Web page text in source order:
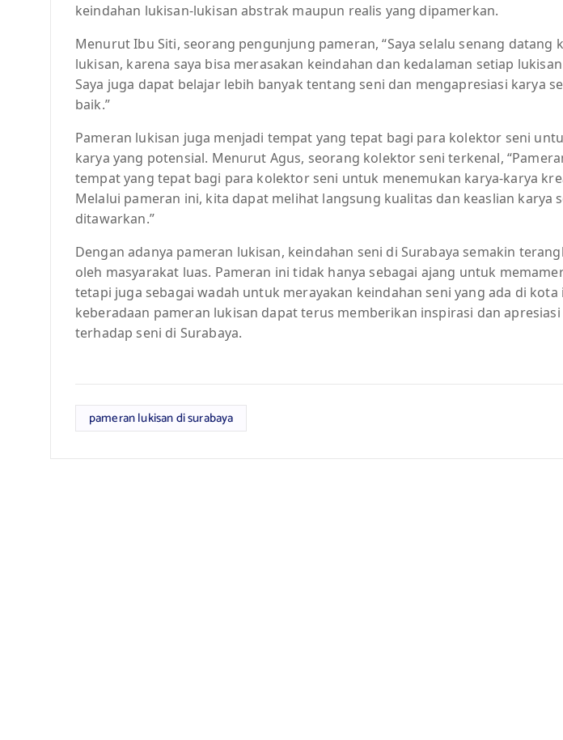
keindahan lukisan-lukisan abstrak maupun realis yang dipamerkan.
Menurut Ibu Siti, seorang pengunjung pameran, “Saya selalu senang datang
lukisan, karena saya bisa merasakan keindahan dan kedalaman setiap
Saya juga dapat belajar lebih banyak tentang seni dan mengapresiasi karya
baik.”
Pameran lukisan juga menjadi tempat yang tepat bagi para kolektor seni
karya yang potensial. Menurut Agus, seorang kolektor seni terkenal,
tempat yang tepat bagi para kolektor seni untuk menemukan karya-karya
Melalui pameran ini, kita dapat melihat langsung kualitas dan keaslian karya
ditawarkan.”
Dengan adanya pameran lukisan, keindahan seni di Surabaya semakin
oleh masyarakat luas. Pameran ini tidak hanya sebagai ajang untuk
tetapi juga sebagai wadah untuk merayakan keindahan seni yang ada di kota
keberadaan pameran lukisan dapat terus memberikan inspirasi dan
terhadap seni di Surabaya.
pameran lukisan di surabaya